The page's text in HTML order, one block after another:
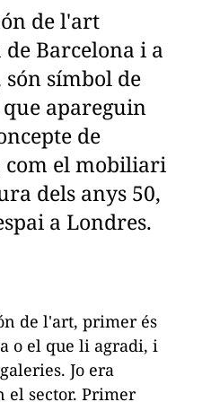
de l'art
Barcelona i a
símbol de
apareguin
de
com el mobiliari
dels anys 50,
a Londres.
de l'art, primer és
o el que li agradi, i
Jo era
el sector. Primer